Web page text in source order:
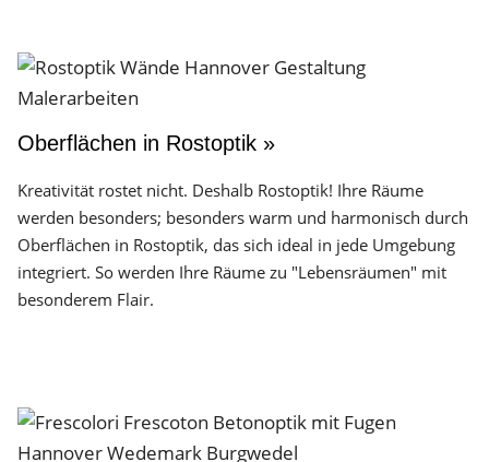
Oberflächen in Rostoptik »
Kreativität rostet nicht. Deshalb Rostoptik! Ihre Räume
werden besonders; besonders warm und harmonisch durch
Oberflächen in Rostoptik, das sich ideal in jede Umgebung
integriert. So werden Ihre Räume zu "Lebensräumen" mit
besonderem Flair.